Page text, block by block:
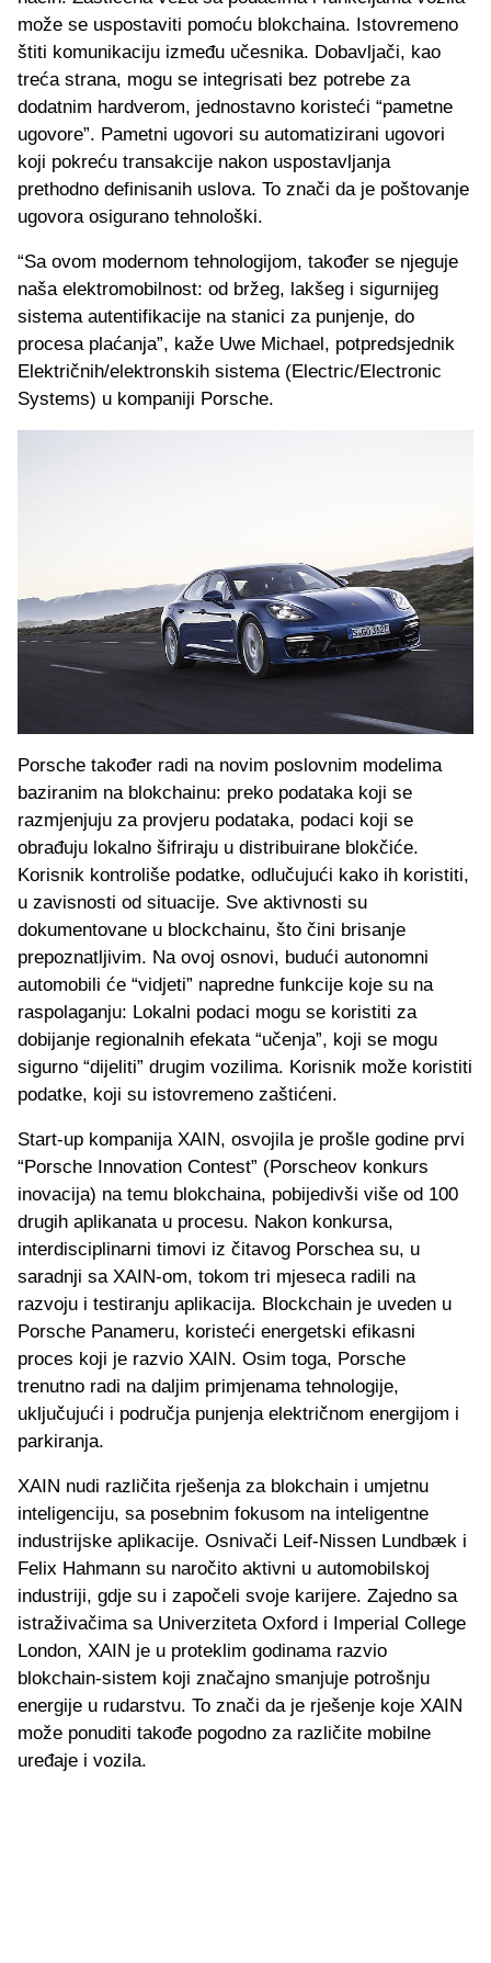
može se uspostaviti pomoću blokchaina. Istovremeno
štiti komunikaciju između učesnika. Dobavljači, kao
treća strana, mogu se integrisati bez potrebe za
dodatnim hardverom, jednostavno koristeći “pametne
ugovore”. Pametni ugovori su automatizirani ugovori
koji pokreću transakcije nakon uspostavljanja
prethodno definisanih uslova. To znači da je poštovanje
ugovora osigurano tehnološki.
“Sa ovom modernom tehnologijom, također se njeguje
naša elektromobilnost: od bržeg, lakšeg i sigurnijeg
sistema autentifikacije na stanici za punjenje, do
procesa plaćanja”, kaže Uwe Michael, potpredsjednik
Električnih/elektronskih sistema (Electric/Electronic
Systems) u kompaniji Porsche.
Porsche također radi na novim poslovnim modelima
baziranim na blokchainu: preko podataka koji se
razmjenjuju za provjeru podataka, podaci koji se
obrađuju lokalno šifriraju u distribuirane blokčiće.
Korisnik kontroliše podatke, odlučujući kako ih koristiti,
u zavisnosti od situacije. Sve aktivnosti su
dokumentovane u blockchainu, što čini brisanje
prepoznatljivim. Na ovoj osnovi, budući autonomni
automobili će “vidjeti” napredne funkcije koje su na
raspolaganju: Lokalni podaci mogu se koristiti za
dobijanje regionalnih efekata “učenja”, koji se mogu
sigurno “dijeliti” drugim vozilima. Korisnik može koristiti
podatke, koji su istovremeno zaštićeni.
Start-up kompanija XAIN, osvojila je prošle godine prvi
“Porsche Innovation Contest” (Porscheov konkurs
inovacija) na temu blokchaina, pobijedivši više od 100
drugih aplikanata u procesu. Nakon konkursa,
interdisciplinarni timovi iz čitavog Porschea su, u
saradnji sa XAIN-om, tokom tri mjeseca radili na
razvoju i testiranju aplikacija. Blockchain je uveden u
Porsche Panameru, koristeći energetski efikasni
proces koji je razvio XAIN. Osim toga, Porsche
trenutno radi na daljim primjenama tehnologije,
uključujući i područja punjenja električnom energijom i
parkiranja.
XAIN nudi različita rješenja za blokchain i umjetnu
inteligenciju, sa posebnim fokusom na inteligentne
industrijske aplikacije. Osnivači Leif-Nissen Lundbæk i
Felix Hahmann su naročito aktivni u automobilskoj
industriji, gdje su i započeli svoje karijere. Zajedno sa
istraživačima sa Univerziteta Oxford i Imperial College
London, XAIN je u proteklim godinama razvio
blokchain-sistem koji značajno smanjuje potrošnju
energije u rudarstvu. To znači da je rješenje koje XAIN
može ponuditi takođe pogodno za različite mobilne
uređaje i vozila.